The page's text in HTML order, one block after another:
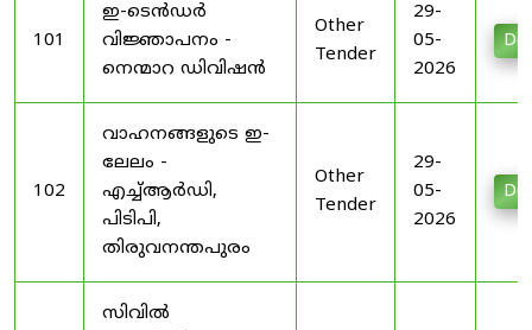
101
ഇ-ടെൻഡർ
വിജ്ഞാപനം -
നെന്മാറ ഡിവിഷൻ
Other
Tender
29-
05-
2026
102
വാഹനങ്ങളുടെ ഇ-
ലേലം -
എച്ച്ആർഡി,
പിടിപി,
തിരുവനന്തപുരം
Other
Tender
29-
05-
2026
സിവിൽ